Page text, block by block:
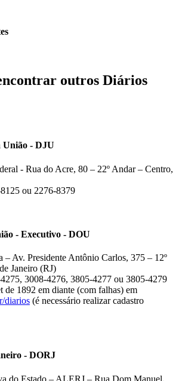
outros Diários
União - DJU
- Rua do Acre, 80 – 22º Andar – Centro,
ou 2276-8379
- Executivo - DOU
– Av. Presidente Antônio Carlos, 375 – 12º
Janeiro (RJ)
3008-4276, 3805-4277 ou 3805-4279
de 1892 em diante (com falhas) em
diarios (é necessário realizar cadastro
- DORJ
do Estado – ALERJ – Rua Dom Manuel,